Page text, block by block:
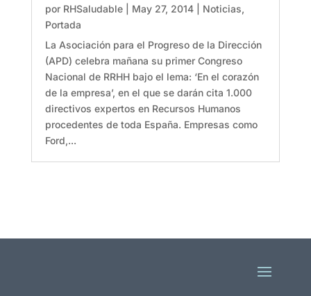
por RHSaludable| May 27, 2014| Noticias,
Portada
La Asociación para el Progreso de la Dirección
(APD) celebra mañana su primer Congreso
Nacional de RRHH bajo el lema: ‘En el corazón
de la empresa’, en el que se darán cita 1.000
directivos expertos en Recursos Humanos
procedentes de toda España. Empresas como
Ford,...